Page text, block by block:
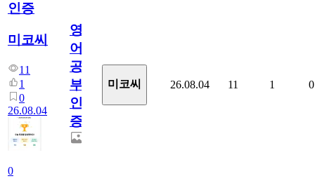
인증
미코씨
11
1
0
26.08.04
0
영
어
공
부
인
증
미코씨 26.08.04 11 1 0